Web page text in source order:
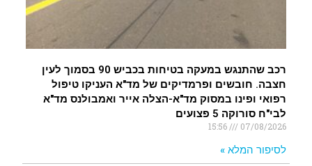
רכב שהתנגש במעקה בטיחות בכביש 90 בסמוך לעין
חצבה. חובשים ופרמדיקים של מד"א העניקו טיפול
רפואי ופינו במסוק מד"א-הצלה אייר ואמבולנס מד"א
לבי"ח סורוקה 5 פצועים
07/08/2026
15:56
לסיפור המלא »